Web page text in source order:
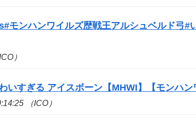
モンハンワイルズ歴戦王アルシュベルド弓#
）
いすぎる アイスボーン【MHWI】【モンハ
（ICO）